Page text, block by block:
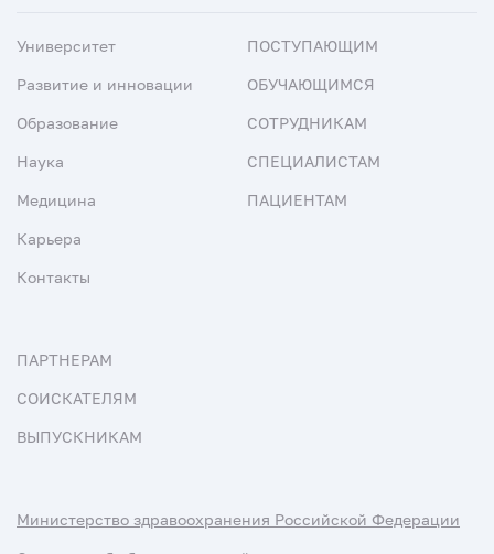
Университет
Развитие и инновации
Образование
Наука
Медицина
Карьера
Контакты
ПОСТУПАЮЩИМ
ОБУЧАЮЩИМСЯ
СОТРУДНИКАМ
СПЕЦИАЛИСТАМ
ПАЦИЕНТАМ
ПАРТНЕРАМ
СОИСКАТЕЛЯМ
ВЫПУСКНИКАМ
Министерство здравоохранения Российской Федерации